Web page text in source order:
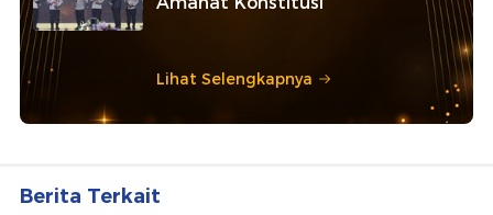
Lihat Selengkapnya
Berita Terkait